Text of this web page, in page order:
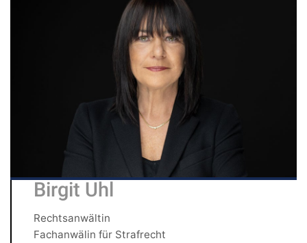
Birgit Uhl
Rechtsanwältin
Fachanwälin für Strafrecht